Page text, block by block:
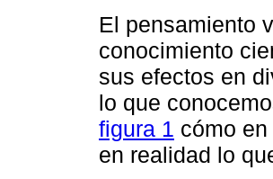
El pensamiento
conocimiento
sus efectos en
lo que
figura 1 cómo
en realidad lo